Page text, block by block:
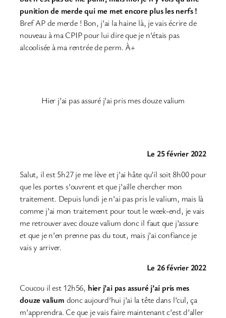
punition de merde qui me met encore plus les nerfs !
Bref AP de merde ! Bon, j’ai la haine là, je vais écrire de
nouveau à ma CPIP pour lui dire que je n’étais pas
alcoolisée à ma rentrée de perm. À+
Hier j’ai pas assuré j’ai pris mes douze valium
Le 25 février 2022
Salut, il est 5h27 je me lève et j’ai hâte qu’il soit 8h00 pour
que les portes s’ouvrent et que j’aille chercher mon
traitement. Depuis lundi je n’ai pas pris le valium, mais là
comme j’ai mon traitement pour tout le week-end, je vais
me retrouver avec douze valium donc il faut que j’assure
et que je n’en prenne pas du tout, mais j’ai confiance je
vais y arriver.
Le 26 février 2022
Coucou il est 12h56, hier j’ai pas assuré j’ai pris mes
douze valium donc aujourd’hui j’ai la tête dans l’cul, ça
m’apprendra. Ce que je vais faire maintenant c’est d’aller